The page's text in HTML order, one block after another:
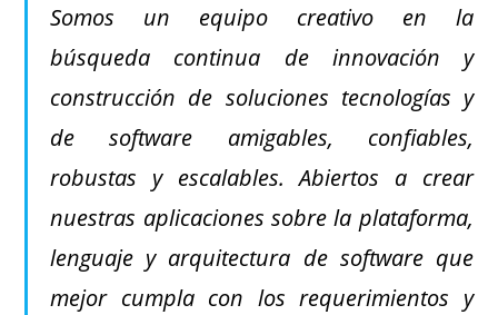
Somos un equipo creativo en la
búsqueda continua de innovación y
construcción de soluciones tecnologías y
de software amigables, confiables,
robustas y escalables. Abiertos a crear
nuestras aplicaciones sobre la plataforma,
lenguaje y arquitectura de software que
mejor cumpla con los requerimientos y